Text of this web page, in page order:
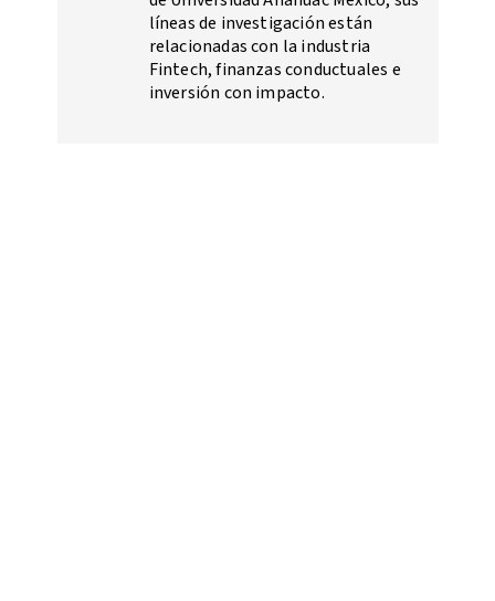
líneas de investigación están
relacionadas con la industria
Fintech, finanzas conductuales e
inversión con impacto.